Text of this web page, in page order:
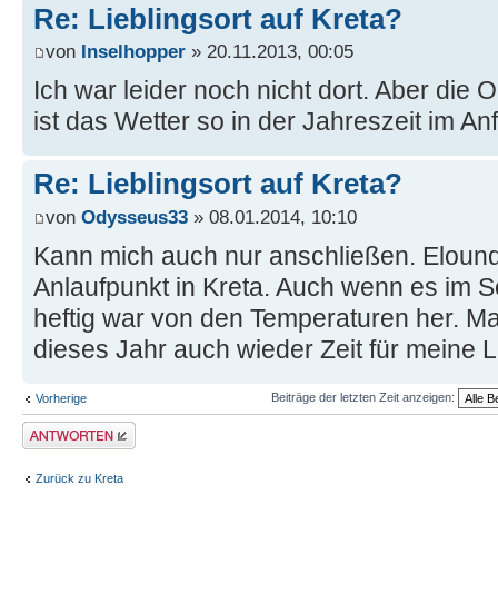
Re: Lieblingsort auf Kreta?
von Inselhopper » 20.11.2013, 00:05
Ich war leider noch nicht dort. Aber die
ist das Wetter so in der Jahreszeit im
Re: Lieblingsort auf Kreta?
von Odysseus33 » 08.01.2014, 10:10
Kann mich auch nur anschließen.
Anlaufpunkt in Kreta. Auch wenn es im
heftig war von den Temperaturen her.
dieses Jahr auch wieder Zeit für meine
Vorherige Beiträge der letzten Zeit anzeigen:
Antwort erstellen
Zurück zu Kreta